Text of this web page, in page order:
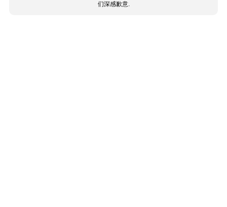
们深感歉意.